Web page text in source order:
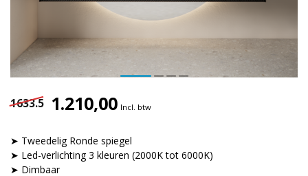
1633.5 1.210,00 Incl. btw
➤ Tweedelig Ronde spiegel
➤ Led-verlichting 3 kleuren (2000K tot 6000K)
➤ Dimbaar